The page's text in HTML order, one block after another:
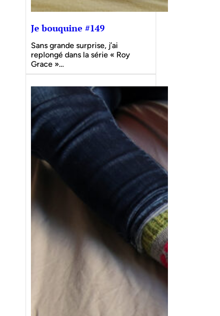
Je bouquine #149
Sans grande surprise, j’ai
replongé dans la série « Roy
Grace »…